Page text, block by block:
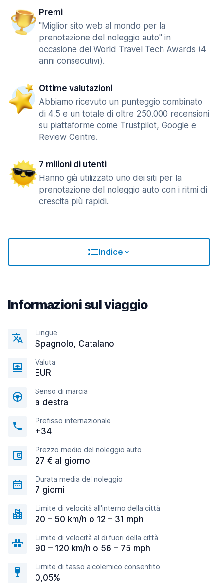
Premi
"Miglior sito web al mondo per la
prenotazione del noleggio auto" in
occasione dei World Travel Tech Awards (4
anni consecutivi).
Ottime valutazioni
Abbiamo ricevuto un punteggio combinato
di 4,5 e un totale di oltre 250.000 recensioni
su piattaforme come Trustpilot, Google e
Review Centre.
7 milioni di utenti
Hanno già utilizzato uno dei siti per la
prenotazione del noleggio auto con i ritmi di
crescita più rapidi.
Indice
Informazioni sul viaggio
Lingue
Spagnolo, Catalano
Valuta
EUR
Senso di marcia
a destra
Prefisso internazionale
+34
Prezzo medio del noleggio auto
27 € al giorno
Durata media del noleggio
7 giorni
Limite di velocità all'interno della città
20 – 50 km/h o 12 – 31 mph
Limite di velocità al di fuori della città
90 – 120 km/h o 56 – 75 mph
Limite di tasso alcolemico consentito
0,05%